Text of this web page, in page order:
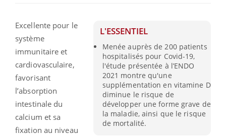
L'ESSENTIEL
Menée auprès de 200 patients
hospitalisés pour Covid-19,
l'étude présentée à l’ENDO
2021 montre qu'une
supplémentation en vitamine D
diminue le risque de
développer une forme grave de
la maladie, ainsi que le risque
de mortalité.
Excellente pour le
système
immunitaire et
cardiovasculaire,
favorisant
l’absorption
intestinale du
calcium et sa
fixation au niveau